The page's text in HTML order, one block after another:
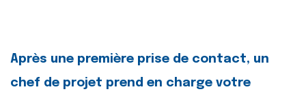
Après une première prise de contact, un
chef de projet prend en charge votre